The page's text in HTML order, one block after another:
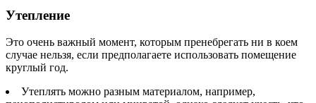
Утепление
Это очень важный момент, которым пренебрегать ни в коем
случае нельзя, если предполагаете использовать помещение
круглый год.
Утеплять можно разным материалом, например,